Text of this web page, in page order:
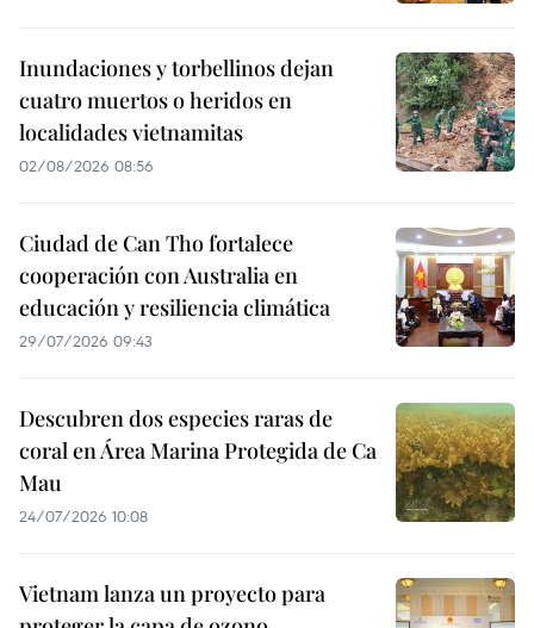
Inundaciones y torbellinos dejan
cuatro muertos o heridos en
localidades vietnamitas
02/08/2026 08:56
Ciudad de Can Tho fortalece
cooperación con Australia en
educación y resiliencia climática
29/07/2026 09:43
Descubren dos especies raras de
coral en Área Marina Protegida de Ca
Mau
24/07/2026 10:08
Vietnam lanza un proyecto para